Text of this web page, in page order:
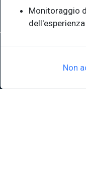
P.IVA 00211830328 -
Monitoraggio
Non